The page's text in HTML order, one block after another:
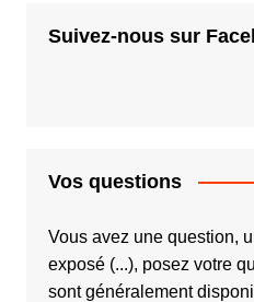
Suivez-nous sur
Vos questions
Vous avez une question,
exposé (...), posez votre
sont généralement